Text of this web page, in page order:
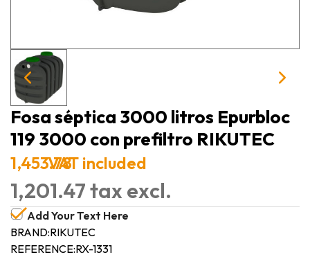
Fosa séptica 3000 litros Epurbloc
119 3000 con prefiltro RIKUTEC
1,453.78VAT included
1,201.47 tax excl.
Add Your Text Here
BRAND:RIKUTEC
REFERENCE:RX-1331